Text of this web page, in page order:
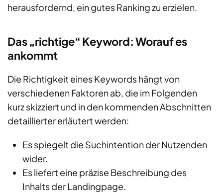
herausfordernd, ein gutes Ranking zu erzielen.
Das „richtige“ Keyword: Worauf es
ankommt
Die Richtigkeit eines Keywords hängt von
verschiedenen Faktoren ab, die im Folgenden
kurz skizziert und in den kommenden Abschnitten
detaillierter erläutert werden:
Es spiegelt die Suchintention der Nutzenden
wider.
Es liefert eine präzise Beschreibung des
Inhalts der Landingpage.